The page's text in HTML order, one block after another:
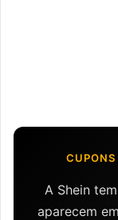
A Shein
aparecem